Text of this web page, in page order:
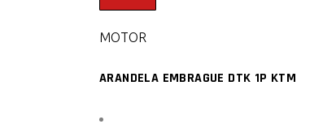
MOTOR
ARANDELA EMBRAGUE DTK 1P KTM